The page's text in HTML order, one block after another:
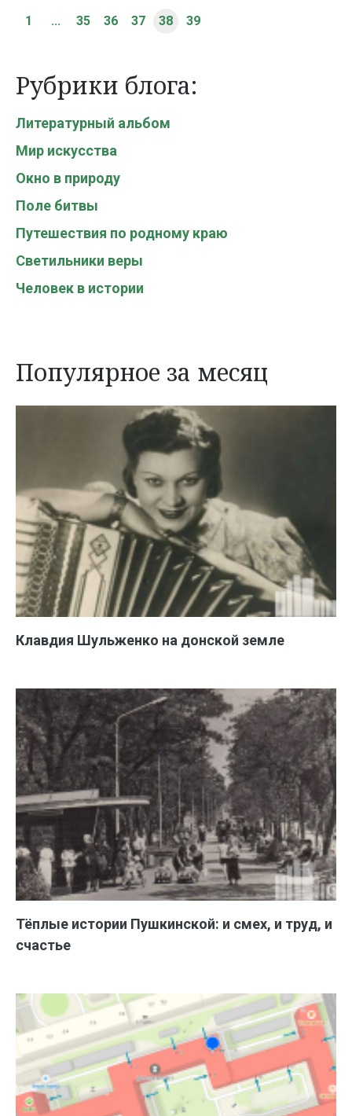
1 ... 35 36 37 38 39
Рубрики блога:
Литературный альбом
Мир искусства
Окно в природу
Поле битвы
Путешествия по родному краю
Светильники веры
Человек в истории
Популярное за месяц
Клавдия Шульженко на донской земле
Тёплые истории Пушкинской: и смех, и труд, и
счастье